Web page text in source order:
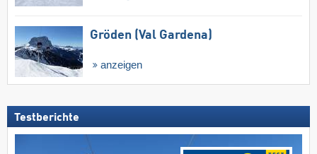
Gröden (Val Gardena)
anzeigen
Testberichte